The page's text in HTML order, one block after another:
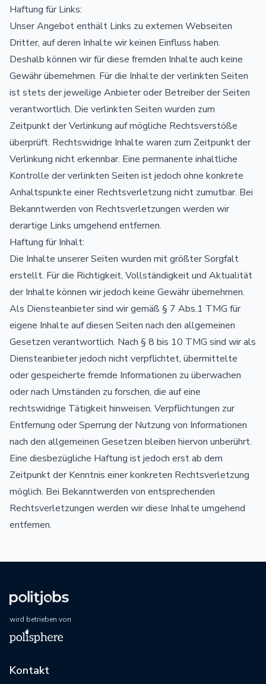
Haftung für Links:
Unser Angebot enthält Links zu externen Webseiten
Dritter, auf deren Inhalte wir keinen Einfluss haben.
Deshalb können wir für diese fremden Inhalte auch keine
Gewähr übernehmen. Für die Inhalte der verlinkten Seiten
ist stets der jeweilige Anbieter oder Betreiber der Seiten
verantwortlich. Die verlinkten Seiten wurden zum
Zeitpunkt der Verlinkung auf mögliche Rechtsverstöße
überprüft. Rechtswidrige Inhalte waren zum Zeitpunkt der
Verlinkung nicht erkennbar. Eine permanente inhaltliche
Kontrolle der verlinkten Seiten ist jedoch ohne konkrete
Anhaltspunkte einer Rechtsverletzung nicht zumutbar. Bei
Bekanntwerden von Rechtsverletzungen werden wir
derartige Links umgehend entfernen.
Haftung für Inhalt:
Die Inhalte unserer Seiten wurden mit größter Sorgfalt
erstellt. Für die Richtigkeit, Vollständigkeit und Aktualität
der Inhalte können wir jedoch keine Gewähr übernehmen.
Als Diensteanbieter sind wir gemäß § 7 Abs.1 TMG für
eigene Inhalte auf diesen Seiten nach den allgemeinen
Gesetzen verantwortlich. Nach § 8 bis 10 TMG sind wir als
Diensteanbieter jedoch nicht verpflichtet, übermittelte
oder gespeicherte fremde Informationen zu überwachen
oder nach Umständen zu forschen, die auf eine
rechtswidrige Tätigkeit hinweisen. Verpflichtungen zur
Entfernung oder Sperrung der Nutzung von Informationen
nach den allgemeinen Gesetzen bleiben hiervon unberührt.
Eine diesbezügliche Haftung ist jedoch erst ab dem
Zeitpunkt der Kenntnis einer konkreten Rechtsverletzung
möglich. Bei Bekanntwerden von entsprechenden
Rechtsverletzungen werden wir diese Inhalte umgehend
entfernen.
wird betrieben von
Kontakt